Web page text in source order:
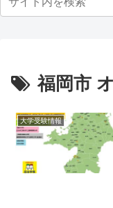
福岡市
大学受験情報